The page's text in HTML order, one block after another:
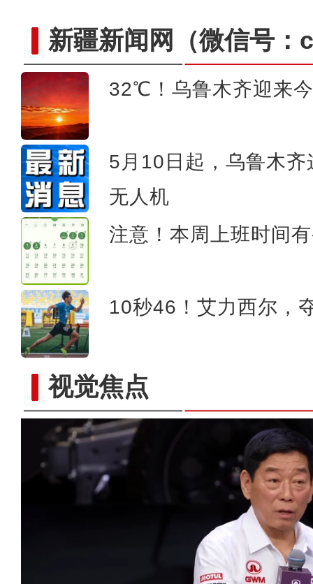
新疆新闻网 （微信号
32℃！乌鲁木齐迎来
5月10日起，乌鲁木
无人机
注意！本周上班时间
10秒46！艾力西尔，
视觉焦点探访中国“西极村”：旅游